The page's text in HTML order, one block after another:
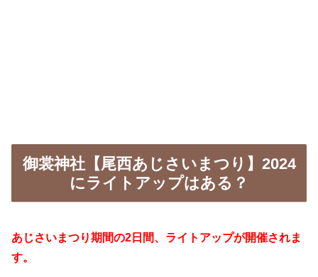
御裳神社【尾西あじさいまつり】2024
にライトアップはある？
あじさいまつり期間の2日間、ライトアップが開催されま
す。